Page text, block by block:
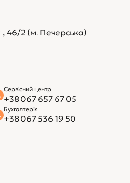
, 46/2 (м. Печерська)
Сервісний центр
+38 067 657 67 05
Бухгалтерія
+38 067 536 19 50